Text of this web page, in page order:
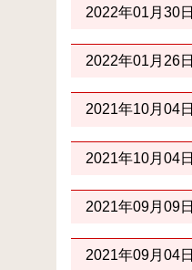
2022年01月30日
2022年01月26日
2021年10月04日
2021年10月04日
2021年09月09日
2021年09月04日